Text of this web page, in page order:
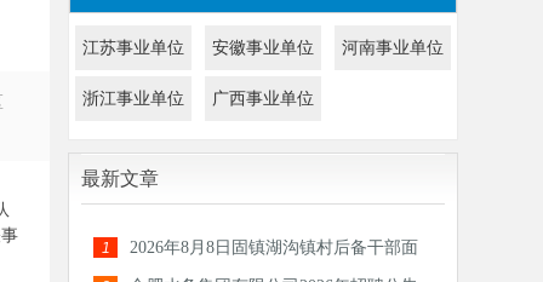
江苏事业单位 安徽事业单位 河南事业单位
浙江事业单位 广西事业单位
最新文章
1
2026年8月8日固镇湖沟镇村后备干部面